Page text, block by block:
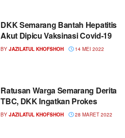
DKK Semarang Bantah Hepatitis
Akut Dipicu Vaksinasi Covid-19
BY JAZILATUL KHOFSHOH 14 MEI 2022
Ratusan Warga Semarang Derita
TBC, DKK Ingatkan Prokes
BY JAZILATUL KHOFSHOH 28 MARET 2022